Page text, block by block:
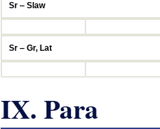
Sr ‒ Slaw
Sr ‒ Gr, Lat
IX. Para